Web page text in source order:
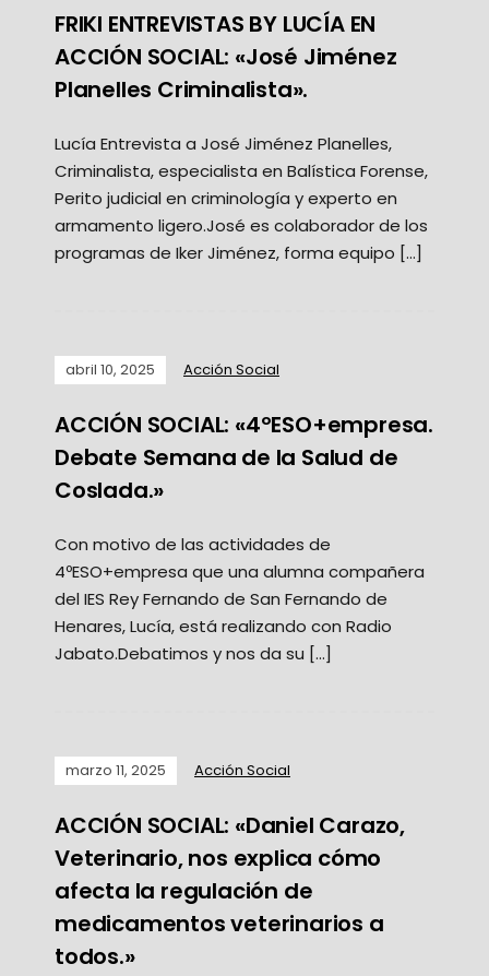
FRIKI ENTREVISTAS BY LUCÍA EN
ACCIÓN SOCIAL: «José Jiménez
Planelles Criminalista».
Lucía Entrevista a José Jiménez Planelles,
Criminalista, especialista en Balística Forense,
Perito judicial en criminología y experto en
armamento ligero.José es colaborador de los
programas de Iker Jiménez, forma equipo […]
abril 10, 2025 Acción Social
ACCIÓN SOCIAL: «4ºESO+empresa.
Debate Semana de la Salud de
Coslada.»
Con motivo de las actividades de
4ºESO+empresa que una alumna compañera
del IES Rey Fernando de San Fernando de
Henares, Lucía, está realizando con Radio
Jabato.Debatimos y nos da su […]
marzo 11, 2025 Acción Social
ACCIÓN SOCIAL: «Daniel Carazo,
Veterinario, nos explica cómo
afecta la regulación de
medicamentos veterinarios a
todos.»